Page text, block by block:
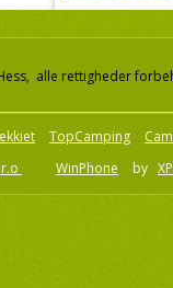
alle rettigheder
TopCamping
WinPhone by